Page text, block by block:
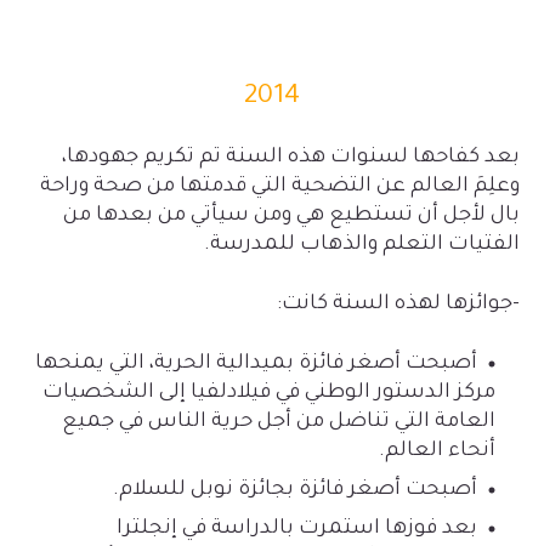
2014
بعد كفاحها لسنوات هذه السنة تم تكريم جهودها،
وعلِمَ العالم عن التضحية التي قدمتها من صحة وراحة
بال لأجل أن تستطيع هي ومن سيأتي من بعدها من
الفتيات التعلم والذهاب للمدرسة.
-جوائزها لهذه السنة كانت:
أصبحت أصغر فائزة بميدالية الحرية، التي يمنحها
مركز الدستور الوطني في فيلادلفيا إلى الشخصيات
العامة التي تناضل من أجل حرية الناس في جميع
أنحاء العالم.
أصبحت أصغر فائزة بجائزة نوبل للسلام.
بعد فوزها استمرت بالدراسة في إنجلترا